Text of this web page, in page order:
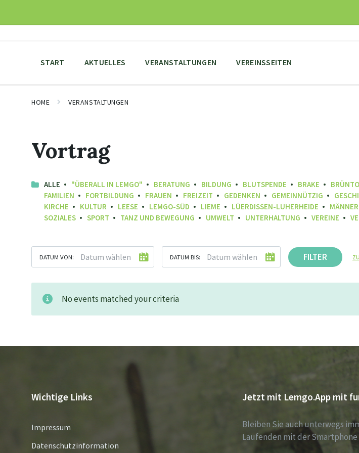
content
main
footer
START AKTUELLES VERANSTALTUNGEN VEREINSSEITEN
HOME VERANSTALTUNGEN
Vortrag
ALLE "ÜBERALL IN LEMGO" BERATUNG BILDUNG BLUTSPENDE BRAKE
FAMILIEN
FORTBILDUNG FRAUEN FREIZEIT GEDENKEN GEMEINNÜTZIG
KIRCHE
KULTUR LEESE LEMGO-SÜD LIEME LÜERDISSEN-LUHERHEIDE MÄNNER
SOZIALES
SPORT TANZ UND BEWEGUNG UMWELT UNTERHALTUNG VEREINE
DATUM VON: DATUM BIS: FILTER
No events matched your criteria
Wichtige Links
Impressum
Datenschutzinformation
Jetzt mit Lemgo.App mit
Bleiben Sie auch unterwegs
Laufenden mit der Smartphone